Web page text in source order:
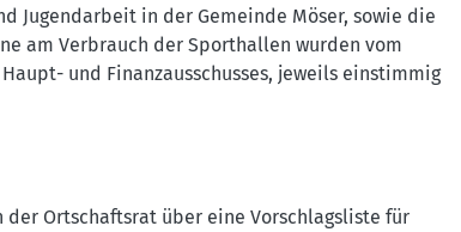
Jugendarbeit in der Gemeinde Möser, sowie die
am Verbrauch der Sporthallen wurden vom
und Finanzausschusses, jeweils einstimmig
Ortschaftsrat über eine Vorschlagsliste für